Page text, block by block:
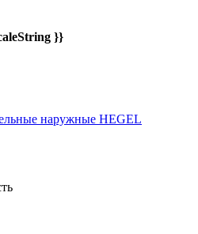
}}
наружные HEGEL